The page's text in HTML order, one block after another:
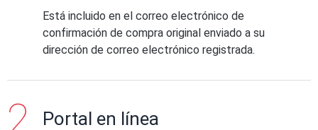
Está incluido en el correo electrónico de
confirmación de compra original enviado a su
dirección de correo electrónico registrada.
Portal en línea